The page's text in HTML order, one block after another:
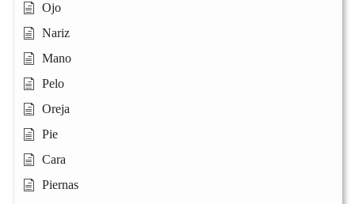
Ojo
Nariz
Mano
Pelo
Oreja
Pie
Cara
Piernas